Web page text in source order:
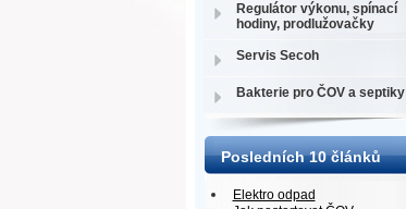
Regulátor výkonu, spínací
hodiny, prodlužovačky
Servis Secoh
Bakterie pro ČOV a septiky
Posledních 10 článků
Elektro odpad